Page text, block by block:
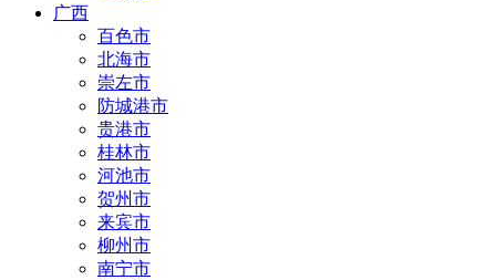
广西
百色市
北海市
崇左市
防城港市
贵港市
桂林市
河池市
贺州市
来宾市
柳州市
南宁市